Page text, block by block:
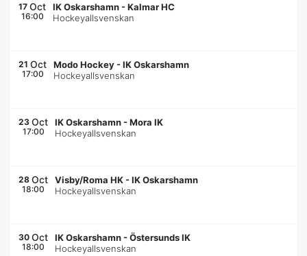
17 Oct
16:00
IK Oskarshamn -Kalmar HC
Hockeyallsvenskan
21 Oct
17:00
Modo Hockey -IK Oskarshamn
Hockeyallsvenskan
23 Oct
17:00
IK Oskarshamn -Mora IK
Hockeyallsvenskan
28 Oct
18:00
Visby/Roma HK -IK Oskarshamn
Hockeyallsvenskan
30 Oct
18:00
IK Oskarshamn -Östersunds IK
Hockeyallsvenskan